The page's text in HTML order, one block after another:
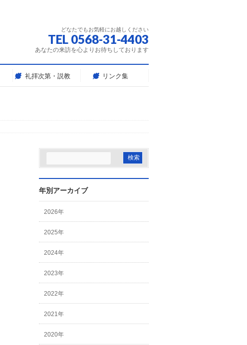
どなたでもお気軽にお越しください
TEL 0568-31-4403
あなたの来訪を心よりお待ちしております
礼拝次第・説教 リンク集
年別アーカイブ
2026年
2025年
2024年
2023年
2022年
2021年
2020年